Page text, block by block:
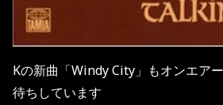
Kの新曲「Windy City」もオンエア
待ちしています